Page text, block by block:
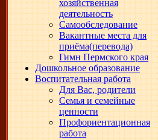
хозяйственная
деятельность
Самообследование
Вакантные места для
приёма(перевода)
Гимн Пермского края
Дошкольное образование
Воспитательная работа
Для Вас, родители
Семья и семейные
ценности
Профориентационная
работа